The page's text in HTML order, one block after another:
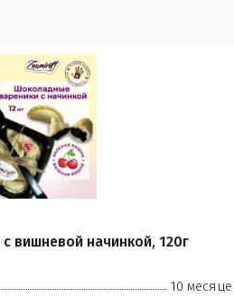
вишневой начинкой, 120г
10